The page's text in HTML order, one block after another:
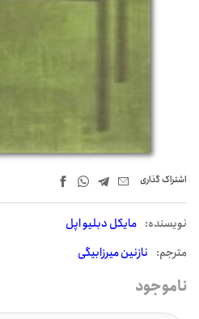
اشتراک‌ گذاری
نويسنده: مایکل دبلیو اپل
مترجم: نازنین میرزابیگی
ناموجود